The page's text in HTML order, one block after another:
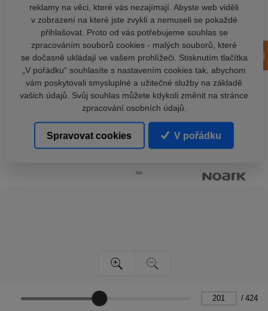
/ 424
reklamy na věci, které vás nezajímají. Abyste web viděli
v zobrazení na které jste zvyklí a nemuseli se pokaždé
přihlašovat. Proto od vás potřebujeme souhlas se
zpracováním souborů cookies - malých souborů, které
se dočasně ukládají ve vašem prohlížeči. Stisknutím tlačítka
„V pořádku“ souhlasíte s nastavením cookies tak, abychom
vám poskytovali smysluplné a užitečné služby na základě
vašich údajů. Svůj souhlas můžete kdykoli změnit na stránce
zpracování osobních údajů.
Spravovat cookies V pořádku